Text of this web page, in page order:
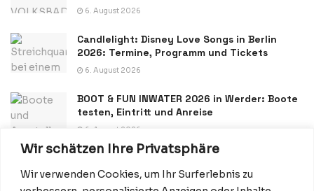
Wir schätzen Ihre Privatsphäre
Wir verwenden Cookies, um Ihr Surferlebnis zu
6. August 2026
Candlelight: Disney Love Songs in Berlin
2026: Termine, Programm und Tickets
6. August 2026
BOOT & FUN INWATER 2026 in Werder: Boote
testen, Eintritt und Anreise
6. August 2026